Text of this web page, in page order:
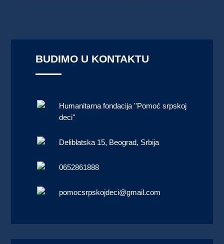
BUDIMO U KONTAKTU
Humanitarna fondacija ''Pomoć srpskoj
deci''
Deliblatska 15, Beograd, Srbija
0652861888
pomocsrpskojdeci@gmail.com